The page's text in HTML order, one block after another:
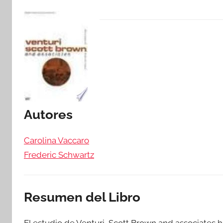
Autores
Carolina Vaccaro
Frederic Schwartz
Resumen del Libro